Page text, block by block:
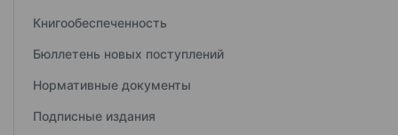
Книгообеспеченность
Бюллетень новых поступлений
Нормативные документы
Подписные издания